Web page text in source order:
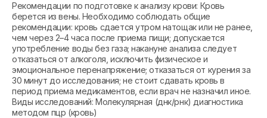
Рекомендации по подготовке к анализу крови: Кровь
берется из вены. Необходимо соблюдать общие
рекомендации: кровь сдается утром натощак или не ранее,
чем через 2–4 часа после приема пищи; допускается
употребление воды без газа; накануне анализа следует
отказаться от алкоголя, исключить физическое и
эмоциональное перенапряжение; отказаться от курения за
30 минут до исследования; не стоит сдавать кровь в
период приема медикаментов, если врач не назначил иное.
Виды исследований: Молекулярная (днк/рнк) диагностика
методом пцр (кровь)